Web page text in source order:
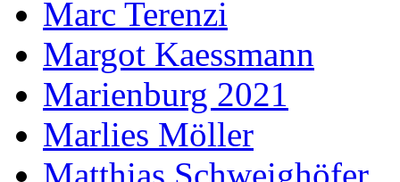
Marc Terenzi
Margot Kaessmann
Marienburg 2021
Marlies Möller
Matthias Schweighöfer